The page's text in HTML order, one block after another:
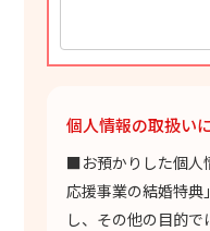
個人情報の取扱い
■お預かりした個人
応援事業の結婚特
し、その他の目的で